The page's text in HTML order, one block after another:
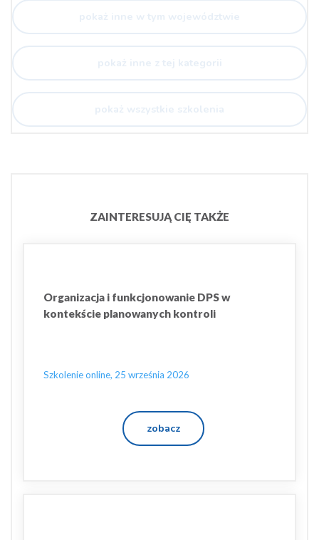
pokaż inne w tym województwie
pokaż inne z tej kategorii
pokaż wszystkie szkolenia
ZAINTERESUJĄ CIĘ TAKŻE
Organizacja i funkcjonowanie DPS w
kontekście planowanych kontroli
Szkolenie online, 25 września 2026
zobacz